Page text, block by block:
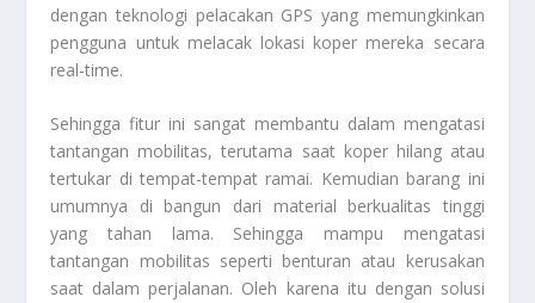
dengan teknologi pelacakan GPS yang memungkinkan
pengguna untuk melacak lokasi koper mereka secara
real-time.
Sehingga fitur ini sangat membantu dalam mengatasi
tantangan mobilitas, terutama saat koper hilang atau
tertukar di tempat-tempat ramai. Kemudian barang ini
umumnya di bangun dari material berkualitas tinggi
yang tahan lama. Sehingga mampu mengatasi
tantangan mobilitas seperti benturan atau kerusakan
saat dalam perjalanan. Oleh karena itu dengan solusi